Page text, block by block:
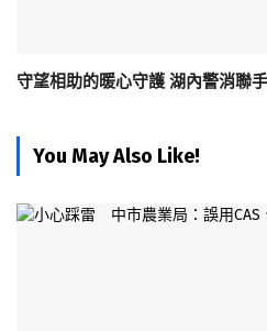
守望相助的暖心守護 湖內警消聯
You May Also Like!